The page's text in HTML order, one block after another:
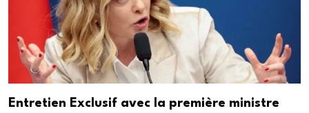
Entretien Exclusif avec la première ministre